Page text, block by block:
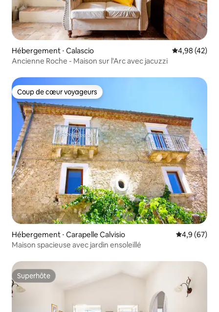
Hébergement ⋅ Calascio Évaluation
4,98 (42)
Ancienne Roche - Maison sur l'Arc avec jacuzzi
Coup de cœur voyageurs
Coup de cœur voyageurs
Hébergement ⋅ Carapelle Calvisio Évaluation
4,9 (67)
Maison spacieuse avec jardin ensoleillé
Superhôte
Superhôte